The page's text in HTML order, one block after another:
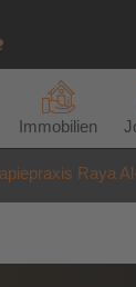
Immobilien
Raya